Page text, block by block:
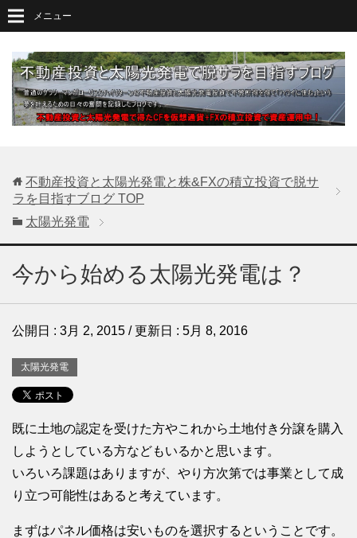
メニュー
不動産投資と太陽光発電と株&FXの積立投資で脱サ
ラを目指すブログ TOP
太陽光発電
今から始める太陽光発電は？
公開日 : 3月 2, 2015 / 更新日 : 5月 8, 2016
太陽光発電
既に土地の認定を受けた方やこれから土地付き分譲を購入
しようとしている方などもいるかと思います。
いろいろ課題はありますが、やり方次第では事業として成
り立つ可能性はあると考えています。
まずはパネル価格は安いものを選択するということです。